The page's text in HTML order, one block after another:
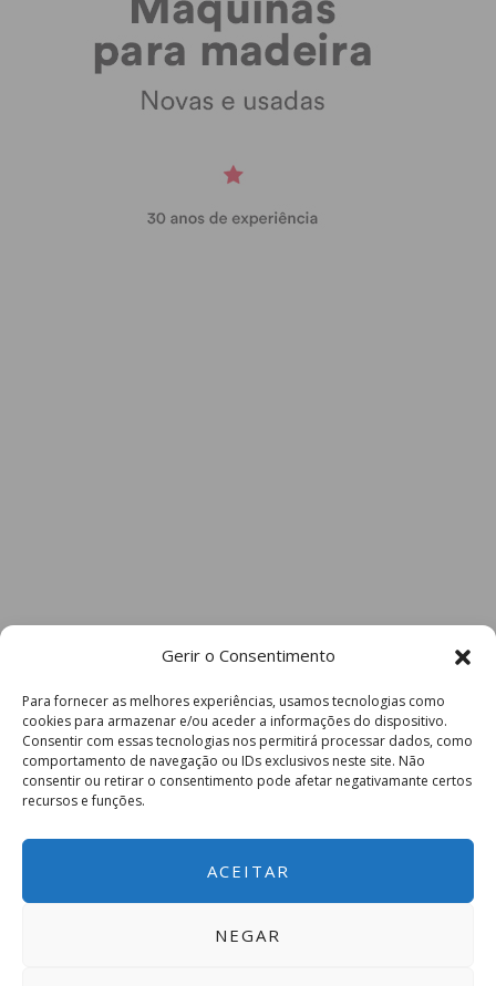
Gerir o Consentimento
Para fornecer as melhores experiências, usamos tecnologias como
cookies para armazenar e/ou aceder a informações do dispositivo.
Consentir com essas tecnologias nos permitirá processar dados, como
comportamento de navegação ou IDs exclusivos neste site. Não
consentir ou retirar o consentimento pode afetar negativamante certos
recursos e funções.
ACEITAR
NEGAR